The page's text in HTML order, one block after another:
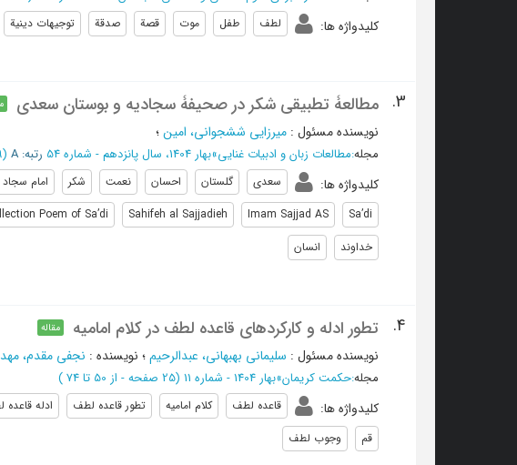
کلیدواژه ها: لطف طفل موت قصة صدقة توجيهات دينية
3. مطالعۀ تطبیقی شکر در صحیفۀ سجادیه و بوستان سعدی
نویسنده مسئول : میرزایی ششجوانی، امین؛
مجله:مطالعات زبان و ادبیات غنایی»بهار 1404، سال پانزدهم - شماره 54 رتبه: A (‎19 صفحه -
کلیدواژه ها: سعدی گلستان احسان نعمت شکر امام
Sa’di
Imam Sajjad AS
Sahifeh al Sajjadieh
Poem of Sa’di
خداوند
انسان
4. تطور ادله و کارکردهای قاعده لطف در کلام امامیه مقاله
نویسنده مسئول : سلیمانی بهبهانی، عبدالرحیم؛ نویسنده : نجفی مقدم،
مجله:حکمت کریمان»بهار 1404 - شماره 11 (‎25 صفحه - از 50 تا 74 )
کلیدواژه ها: قاعده لطف کلام امامیه تطور قاعده لطف ادله
قم
وجوب لطف